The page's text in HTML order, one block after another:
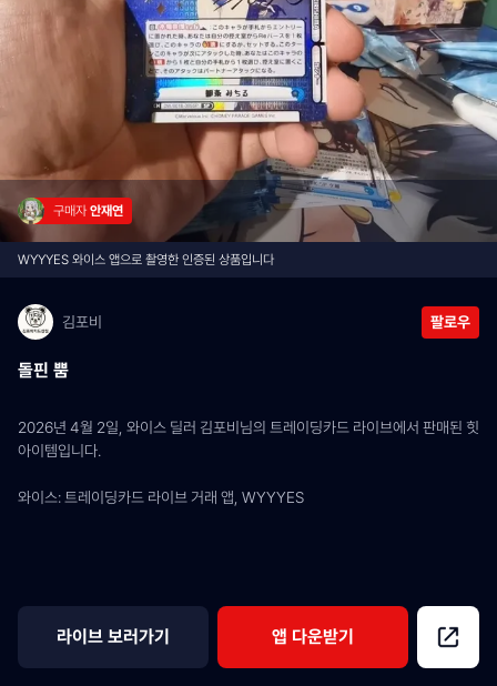
구매자 안재연
WYYYES 와이스 앱으로 촬영한 인증된 상품입니다
김포비 팔로우
돌핀 뿜
2026년 4월 2일, 와이스 딜러 김포비님의 트레이딩카드 라이브에서 판매된 힛
아이템입니다.
와이스: 트레이딩카드 라이브 거래 앱, WYYYES
라이브 보러가기 앱 다운받기